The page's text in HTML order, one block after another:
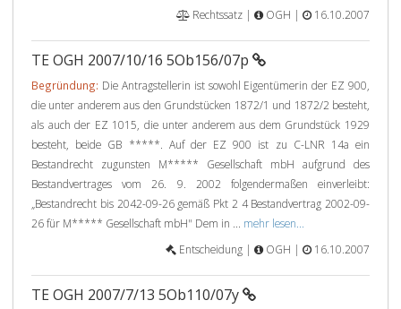
Rechtssatz |
OGH | 16.10.2007
TE OGH 2007/10/16 5Ob156/07p
Begründung: Die Antragstellerin ist sowohl Eigentümerin der EZ 900,
die unter anderem aus den Grundstücken 1872/1 und 1872/2 besteht,
als auch der EZ 1015, die unter anderem aus dem Grundstück 1929
besteht, beide GB *****. Auf der EZ 900 ist zu C-LNR 14a ein
Bestandrecht zugunsten M***** Gesellschaft mbH aufgrund des
Bestandvertrages vom 26. 9. 2002 folgendermaßen einverleibt:
„Bestandrecht bis 2042-09-26 gemäß Pkt 2 4 Bestandvertrag 2002-09-
26 für M***** Gesellschaft mbH" Dem in ... mehr lesen...
Entscheidung |
OGH | 16.10.2007
TE OGH 2007/7/13 5Ob110/07y